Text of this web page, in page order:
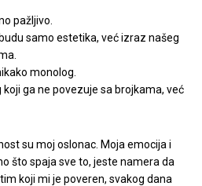
pažljivo.
samo estetika, već izraz našeg
monolog.
ga ne povezuje sa brojkama, već
su moj oslonac. Moja emocija i
što spaja sve to, jeste namera da
koji mi je poveren, svakog dana